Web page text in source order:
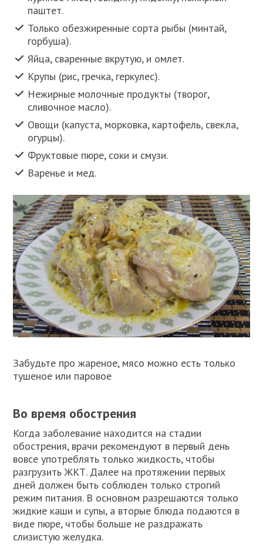
паштет.
Только обезжиренные сорта рыбы (минтай,
горбуша).
Яйца, сваренные вкрутую, и омлет.
Крупы (рис, гречка, геркулес).
Нежирные молочные продукты (творог,
сливочное масло).
Овощи (капуста, морковка, картофель, свекла,
огурцы).
Фруктовые пюре, соки и смузи.
Варенье и мед.
Забудьте про жареное, мясо можно есть только
тушеное или паровое
Во время обострения
Когда заболевание находится на стадии
обострения, врачи рекомендуют в первый день
вовсе употреблять только жидкость, чтобы
разгрузить ЖКТ. Далее на протяжении первых
дней должен быть соблюден только строгий
режим питания. В основном разрешаются только
жидкие каши и супы, а вторые блюда подаются в
виде пюре, чтобы больше не раздражать
слизистую желудка.